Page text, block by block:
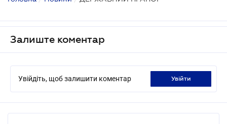
Залиште коментар
Увійдіть, щоб залишити коментар увійти